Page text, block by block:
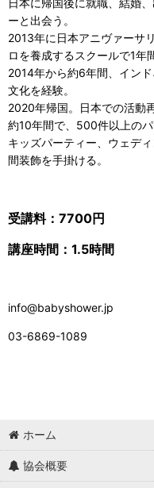
ーと出会う。
2013年に日本アニヴァーサ
ロを養成するスクールで1
2014年から約6年間、イン
文化を経験。
2020年帰国。日本での活動再
約10年間で、500件以上のパ
キッズパーティー、ウェデ
間装飾を手掛ける。
受講料：7700円
講座時間：1.5時間
info@babyshower.jp
03-6869-1089
ホーム
協会概要